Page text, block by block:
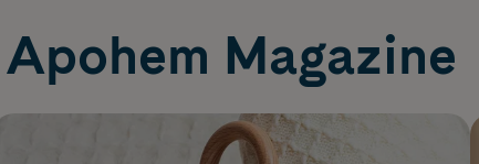
Apohem Magazine